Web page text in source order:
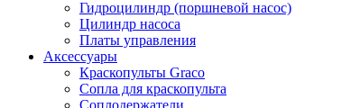
Гидроцилиндр (поршневой насос)
Цилиндр насоса
Платы управления
Аксессуары
Краскопульты Graco
Сопла для краскопульта
Соплодержатели